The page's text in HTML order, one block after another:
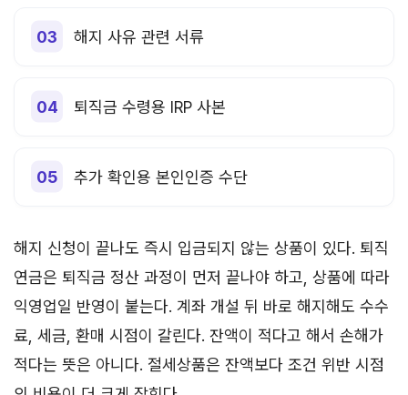
해지 사유 관련 서류
퇴직금 수령용 IRP 사본
추가 확인용 본인인증 수단
해지 신청이 끝나도 즉시 입금되지 않는 상품이 있다. 퇴직
연금은 퇴직금 정산 과정이 먼저 끝나야 하고, 상품에 따라
익영업일 반영이 붙는다. 계좌 개설 뒤 바로 해지해도 수수
료, 세금, 환매 시점이 갈린다. 잔액이 적다고 해서 손해가
적다는 뜻은 아니다. 절세상품은 잔액보다 조건 위반 시점